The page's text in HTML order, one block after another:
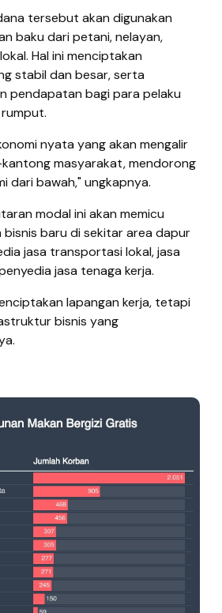
tersebut akan digunakan
baku dari petani, nelayan,
Hal ini menciptakan
stabil dan besar, serta
pendapatan bagi para pelaku
nyata yang akan mengalir
masyarakat, mendorong
dari bawah," ungkapnya.
modal ini akan memicu
bisnis baru di sekitar area dapur
jasa transportasi lokal, jasa
jasa tenaga kerja.
lapangan kerja, tetapi
bisnis yang